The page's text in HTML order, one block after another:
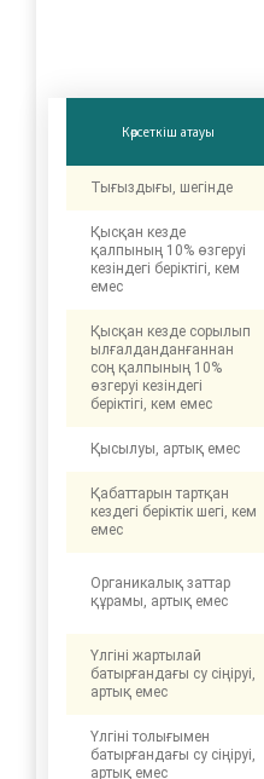
Көрсеткіш атауы
Тығыздығы, шегінде
Қысқан кезде
қалпының 10% өзгеруі
кезіндегі беріктігі, кем
емес
Қысқан кезде сорылып
ылғалданданғаннан
соң қалпының 10%
өзгеруі кезіндегі
беріктігі, кем емес
Қысылуы, артық емес
Қабаттарын тартқан
кездегі беріктік шегі, кем
емес
Органикалық заттар
құрамы, артық емес
Үлгіні жартылай
батырғандағы су сіңіруі,
артық емес
Үлгіні толығымен
батырғандағы су сіңіруі,
артық емес